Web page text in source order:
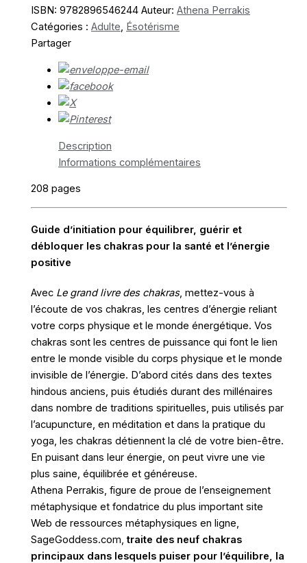
livre
des
chakras
ISBN:9782896546244 Auteur:Athena Perrakis
Catégories :Adulte, Ésotérisme
Partager
Description
Informations complémentaires
208 pages
Guide d’initiation pour équilibrer, guérir et
débloquer les chakras pour la santé et l’énergie
positive
Avec Le grand livre des chakras, mettez-vous à
l’écoute de vos chakras, les centres d’énergie reliant
votre corps physique et le monde énergétique. Vos
chakras sont les centres de puissance qui font le lien
entre le monde visible du corps physique et le monde
invisible de l’énergie. D’abord cités dans des textes
hindous anciens, puis étudiés durant des millénaires
dans nombre de traditions spirituelles, puis utilisés par
l’acupuncture, en méditation et dans la pratique du
yoga, les chakras détiennent la clé de votre bien-être.
En puisant dans leur énergie, on peut vivre une vie
plus saine, équilibrée et généreuse.
Athena Perrakis, figure de proue de l’enseignement
métaphysique et fondatrice du plus important site
Web de ressources métaphysiques en ligne,
SageGoddess.com,traite des neuf chakras
principaux dans lesquels puiser pour l’équilibre, la